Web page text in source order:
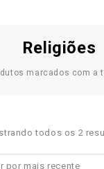
Religiões
marcados com a
todos os 2
por mais recente